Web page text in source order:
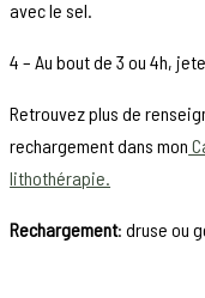
avec le sel.
4 – Au bout de 3 ou 4h,
Retrouvez plus de
rechargement dans mon
lithothérapie.
Rechargement: druse ou